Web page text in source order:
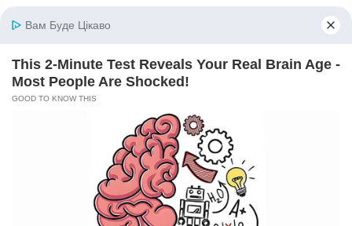
Новини
Одяг, взуття, аксесуари та мода
Освіта
Підприємництво та бізнес